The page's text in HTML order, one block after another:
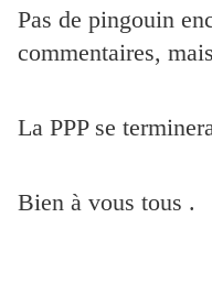
Pas de pingouin
commentaires,
La PPP se
Bien à vous tous .